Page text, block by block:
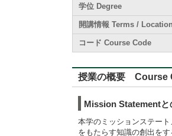
学位 Degree
開講情報 Terms / Location
コード Course Code
授業の概要 Course
Mission Statement
本学のミッションステー
をもたらす知識の創出を